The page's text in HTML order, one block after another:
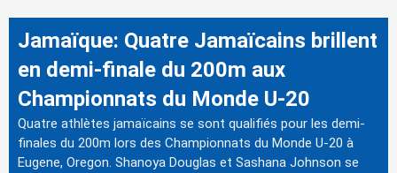
Jamaïque: Quatre Jamaïcains brillent
en demi-finale du 200m aux
Championnats du Monde U-20
Quatre athlètes jamaïcains se sont qualifiés pour les demi-
finales du 200m lors des Championnats du Monde U-20 à
Eugene, Oregon. Shanoya Douglas et Sashana Johnson se